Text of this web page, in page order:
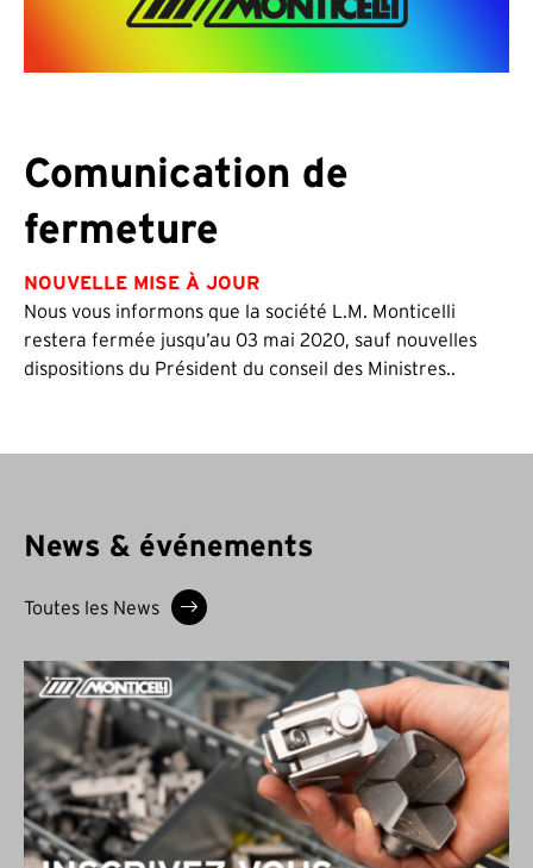
Comunication de
fermeture
NOUVELLE MISE À JOUR
Nous vous informons que la société L.M. Monticelli
restera fermée jusqu’au 03 mai 2020, sauf nouvelles
dispositions du Président du conseil des Ministres..
News & événements
Toutes les News